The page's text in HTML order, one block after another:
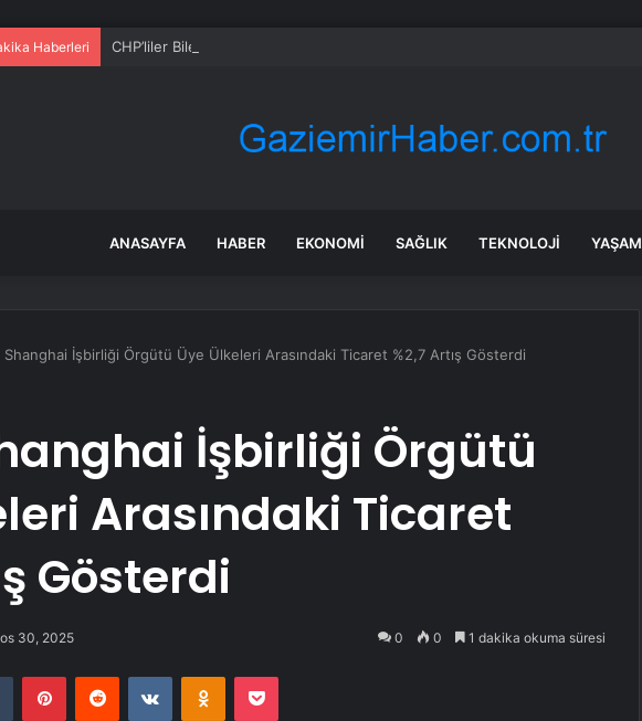
Haberleri CHP’liler Bilecik’te Yeni Binaya Yürüdü
ANASAYFA HABER EKONOMI SAĞLIK TEKNOLOJI YAŞAM
Shanghai İşbirliği Örgütü Üye Ülkeleri Arasındaki Ticaret %2,7 Artış Gösterdi
İşbirliği Örgütü
Arasındaki Ticaret
Gösterdi
30, 2025 0 0 1 dakika okuma süresi
Tumblr PinterestReddit VKontakteOdnoklassniki
Pocket